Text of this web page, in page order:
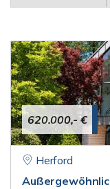
620.000,- €
Herford